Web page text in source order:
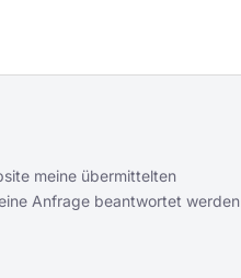
meine übermittelten
Anfrage beantwortet werden